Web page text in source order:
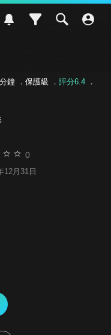
鐘 ． 保護級 ． 評分6.4．
0
12月31日